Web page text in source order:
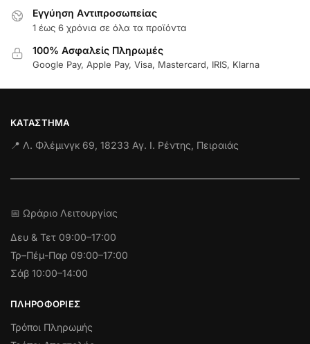
Εγγύηση Aντιπροσωπείας
1 έως 6 χρόνια σε όλα τα προϊόντα
100% Ασφαλείς Πληρωμές
Google Pay, Apple Pay, Visa, Mastercard, IRIS, Klarna
ΚΑΤΆΣΤΗΜΑ
📍 Λ. Φλέμινγκ 69, 18233 Αγ. Ι. Ρέντης, Πειραιάς
📅 Ωράριο Λειτουργίας
Δευ & Τετ 09:00–17:00
Τρ–Πέμ-Παρ 09:00–17:00
Σάβ 10:00–14:00
ΠΛΗΡΟΦΟΡΊΕΣ
Τρόποι Πληρωμής